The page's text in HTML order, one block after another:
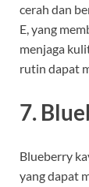
cerah dan
E, yang
menjaga
rutin dapat
7.
Blueberry
yang dapat